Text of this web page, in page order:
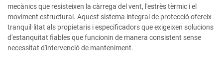
mecànics que resisteixen la càrrega del vent, l'estrès tèrmic i el
moviment estructural. Aquest sistema integral de protecció ofereix
tranquil·litat als propietaris i especificadors que exigeixen solucions
d'estanquitat fiables que funcionin de manera consistent sense
necessitat d'intervenció de manteniment.